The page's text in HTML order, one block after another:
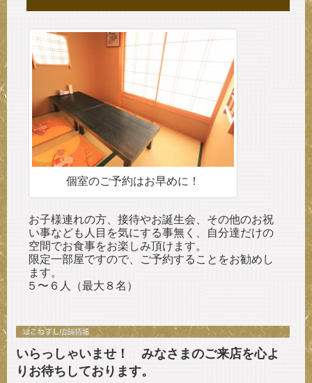
個室のご予約はお早めに！
お子様連れの方、接待やお誕生会、その他のお祝
い事なども人目を気にする事無く、自分達だけの
空間でお食事をお楽しみ頂けます。
限定一部屋ですので、ご予約することをお勧めし
ます。
５〜６人（最大８名）
いらっしゃいませ！ みなさまのご来店を心よ
りお待ちしております。